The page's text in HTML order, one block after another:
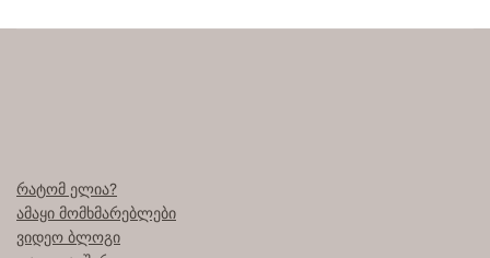
რატომ ელია?
ამაყი მომხმარებლები
ვიდეო ბლოგი